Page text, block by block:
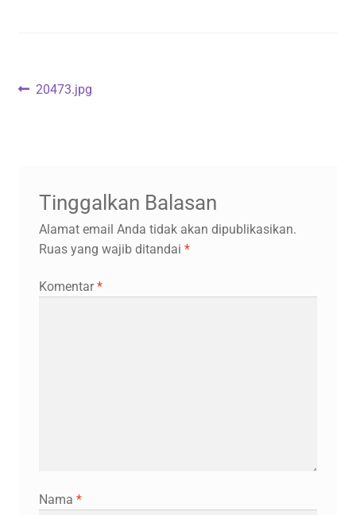
Navigasi
Previous
20473.jpg
Tinggalkan Balasan
Alamat email Anda tidak akan dipublikasikan.
Ruas yang wajib ditandai *
Komentar*
Nama *